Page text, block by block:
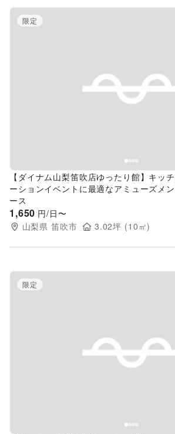
Previous slide
限定
【ダイナム山梨笛吹店ゆったり館】キッ
ーションイベントに最適なアミューズメ
ース
1,650 円/日〜
山梨県 笛吹市 3.02坪 (10 ㎡)
Previous slide
限定